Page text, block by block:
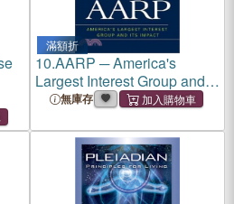
滿額折
10.AARP ─ America's
Largest Interest Group and
Its Impact
無庫存